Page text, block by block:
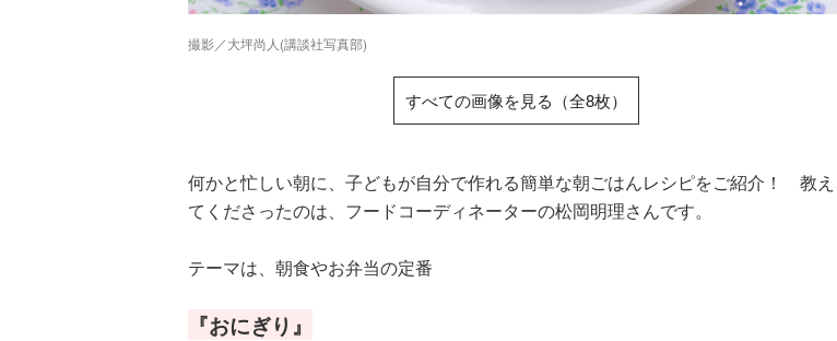
撮影／大坪尚人(講談社写真部)
すべての画像を見る（全8枚）
何かと忙しい朝に、子どもが自分で作れる簡単な朝ごはんレシピをご紹介！ 教え
てくださったのは、フードコーディネーターの松岡明理さんです。
テーマは、朝食やお弁当の定番
『おにぎり』